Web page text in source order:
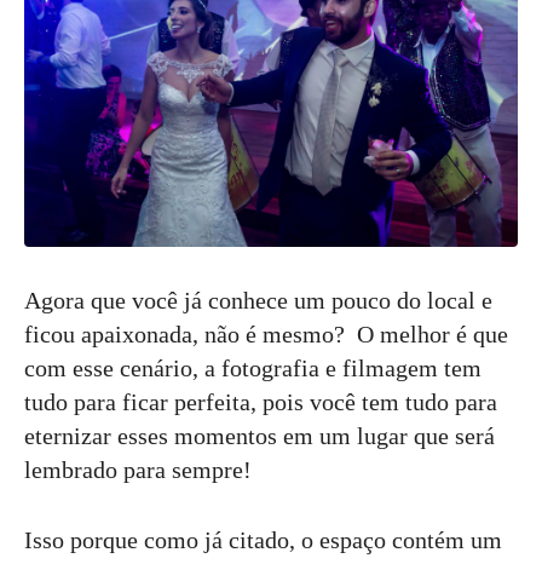
Agora que você já conhece um pouco do local e
ficou apaixonada, não é mesmo? O melhor é que
com esse cenário, a fotografia e filmagem tem
tudo para ficar perfeita, pois você tem tudo para
eternizar esses momentos em um lugar que será
lembrado para sempre!
Isso porque como já citado, o espaço contém um